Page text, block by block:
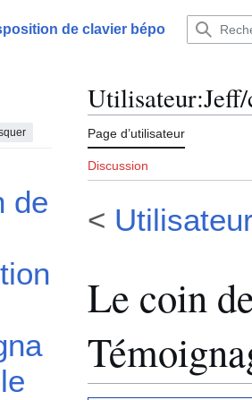
de clavier bépo
de
section Le coin de la prévention — Témoignage
Utilisateur:
Page d’utilisateur
Discussion
<
Le coin